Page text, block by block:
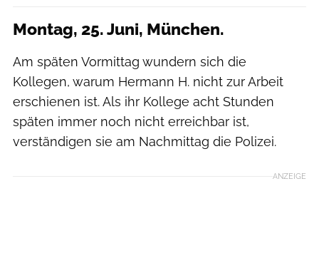
Montag, 25. Juni, München.
Am späten Vormittag wundern sich die
Kollegen, warum Hermann H. nicht zur Arbeit
erschienen ist. Als ihr Kollege acht Stunden
späten immer noch nicht erreichbar ist,
verständigen sie am Nachmittag die Polizei.
ANZEIGE